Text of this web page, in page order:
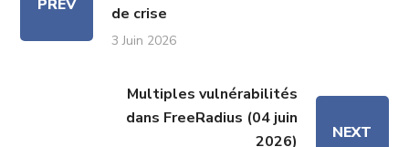
PREV
de crise
3 Juin 2026
Multiples vulnérabilités
dans FreeRadius (04 juin
2026)
NEXT